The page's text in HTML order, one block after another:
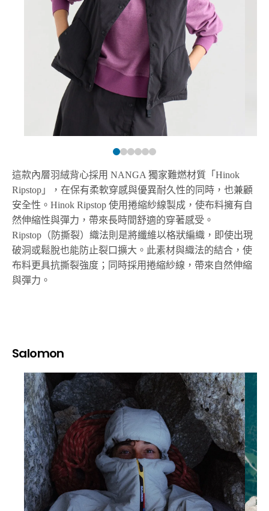
這款內層羽絨背心採用 NANGA 獨家難燃材質「Hinok
Ripstop」，在保有柔軟穿感與優異耐久性的同時，也兼顧
安全性。Hinok Ripstop 使用捲縮紗線製成，使布料擁有自
然伸縮性與彈力，帶來長時間舒適的穿著感受。
Ripstop（防撕裂）織法則是將纖維以格狀編織，即使出現
破洞或鬆脫也能防止裂口擴大。此素材與織法的結合，使
布料更具抗撕裂強度；同時採用捲縮紗線，帶來自然伸縮
與彈力。
Salomon